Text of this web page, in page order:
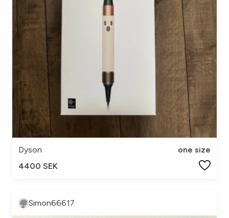
Dyson
one size
4400 SEK
Simon66617